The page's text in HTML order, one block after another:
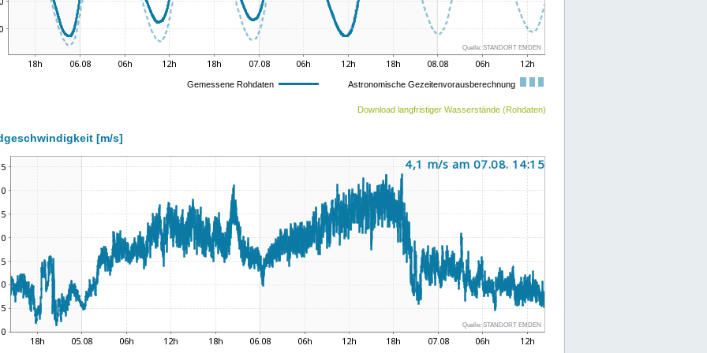
Download langfristiger Wasserstände (Rohdaten)
[m/s]